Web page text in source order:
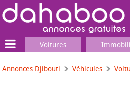
Voitures
Annonces Djibouti Véhicules